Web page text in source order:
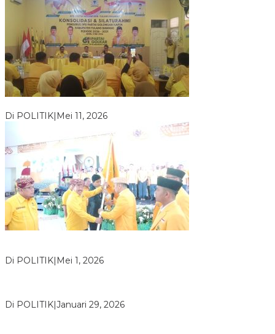
Di POLITIK Mei 11, 2026
Di POLITIK Mei 1, 2026
Di POLITIK Januari 29, 2026